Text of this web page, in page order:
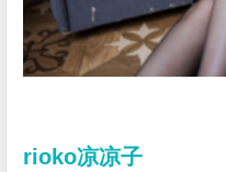
rioko凉凉子